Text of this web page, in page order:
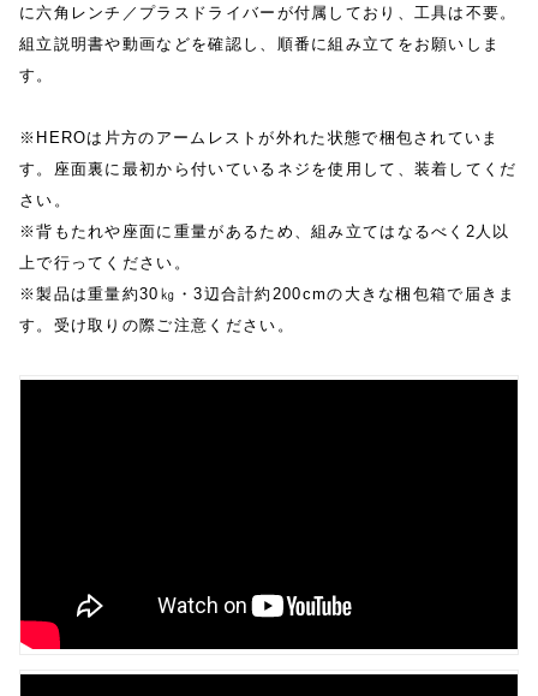
に六角レンチ／プラスドライバーが付属しており、工具は不要。
組立説明書や動画などを確認し、順番に組み立てをお願いしま
す。
※HEROは片方のアームレストが外れた状態で梱包されていま
す。座面裏に最初から付いているネジを使用して、装着してくだ
さい。
※背もたれや座面に重量があるため、組み立てはなるべく2人以
上で行ってください。
※製品は重量約30㎏・3辺合計約200cmの大きな梱包箱で届きま
す。受け取りの際ご注意ください。